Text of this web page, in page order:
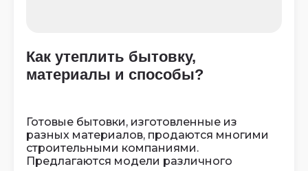
Как утеплить бытовку,
материалы и способы?
Готовые бытовки, изготовленные из
разных материалов, продаются многими
строительными компаниями.
Предлагаются модели различного